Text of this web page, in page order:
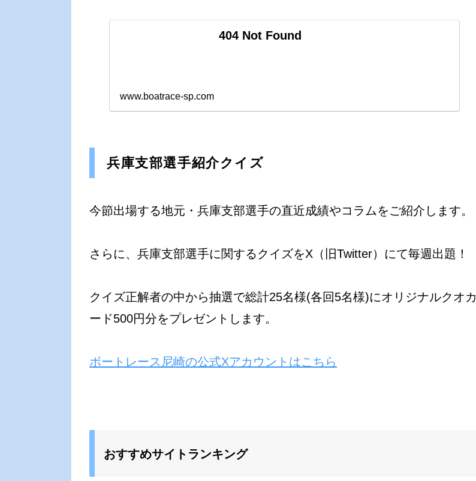
404 Not Found
www.boatrace-sp.com
兵庫支部選手紹介クイズ
今節出場する地元・兵庫支部選手の直近成績やコラムをご紹介します。
さらに、兵庫支部選手に関するクイズをX（旧Twitter）にて毎週出題！
クイズ正解者の中から抽選で総計25名様(各回5名様)にオリジナルクオカ
ード500円分をプレゼントします。
ボートレース尼崎の公式Xアカウントはこちら
おすすめサイトランキング